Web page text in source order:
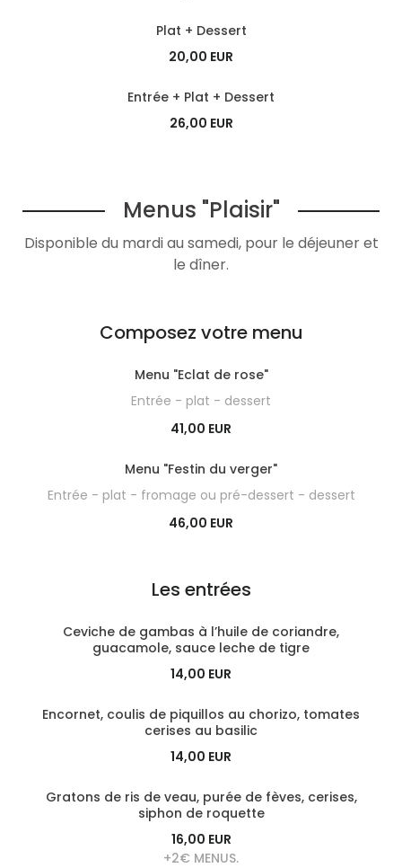
Plat + Dessert
20,00 EUR
Entrée + Plat + Dessert
26,00 EUR
Menus "Plaisir"
Disponible du mardi au samedi, pour le déjeuner et
le dîner.
Composez votre menu
Menu "Eclat de rose"
Entrée - plat - dessert
41,00 EUR
Menu "Festin du verger"
Entrée - plat - fromage ou pré-dessert - dessert
46,00 EUR
Les entrées
Ceviche de gambas à l’huile de coriandre,
guacamole, sauce leche de tigre
14,00 EUR
Encornet, coulis de piquillos au chorizo, tomates
cerises au basilic
14,00 EUR
Gratons de ris de veau, purée de fèves, cerises,
siphon de roquette
16,00 EUR
+2€ MENUS.